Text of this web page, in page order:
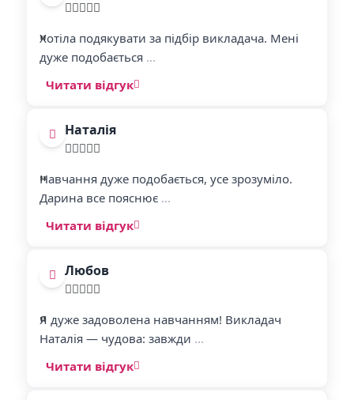
"
Хотіла подякувати за підбір викладача. Мені
дуже подобається ...
Читати відгук
"
Наталія
"
Навчання дуже подобається, усе зрозуміло.
Дарина все пояснює ...
Читати відгук
"
Любов
"
Я дуже задоволена навчанням! Викладач
Наталія — чудова: завжди ...
Читати відгук
"